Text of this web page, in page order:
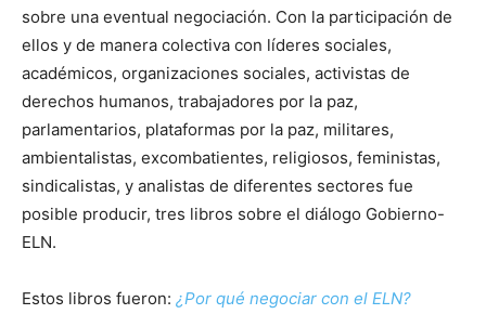
sobre una eventual negociación. Con la participación de
ellos y de manera colectiva con líderes sociales,
académicos, organizaciones sociales, activistas de
derechos humanos, trabajadores por la paz,
parlamentarios, plataformas por la paz, militares,
ambientalistas, excombatientes, religiosos, feministas,
sindicalistas, y analistas de diferentes sectores fue
posible producir, tres libros sobre el diálogo Gobierno-
ELN.
Estos libros fueron: ¿Por qué negociar con el ELN?